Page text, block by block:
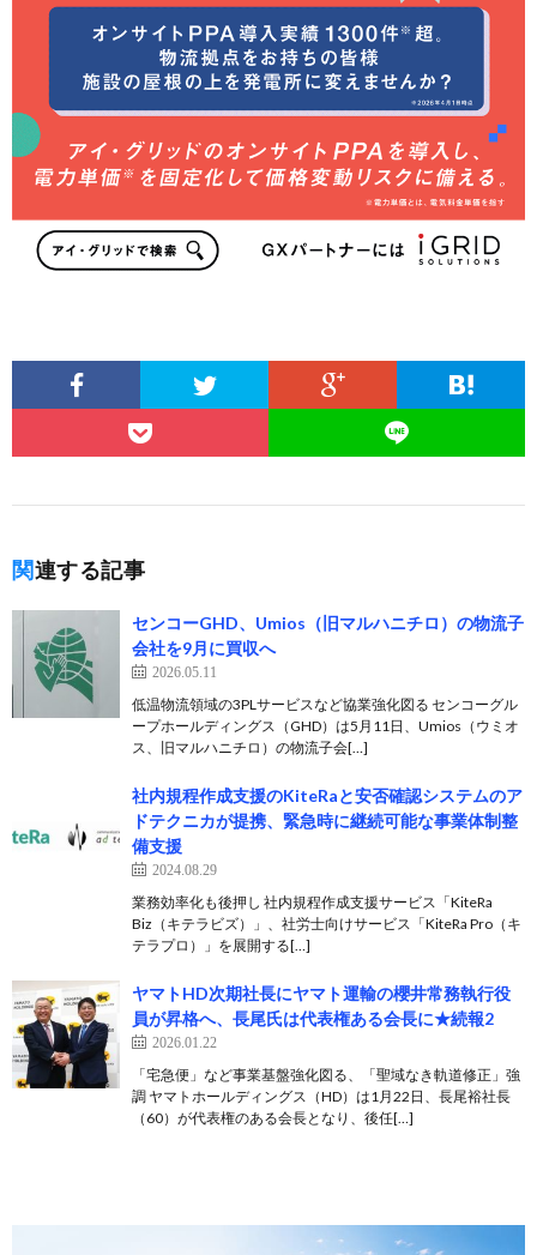
関連する記事
センコーGHD、Umios（旧マルハニチロ）の物流子
会社を9月に買収へ
2026.05.11
低温物流領域の3PLサービスなど協業強化図る センコーグル
ープホールディングス（GHD）は5月11日、Umios（ウミオ
ス、旧マルハニチロ）の物流子会[…]
社内規程作成支援のKiteRaと安否確認システムのア
ドテクニカが提携、緊急時に継続可能な事業体制整
備支援
2024.08.29
業務効率化も後押し 社内規程作成支援サービス「KiteRa
Biz（キテラビズ）」、社労士向けサービス「KiteRa Pro（キ
テラプロ）」を展開する[…]
ヤマトHD次期社長にヤマト運輸の櫻井常務執行役
員が昇格へ、長尾氏は代表権ある会長に★続報2
2026.01.22
「宅急便」など事業基盤強化図る、「聖域なき軌道修正」強
調 ヤマトホールディングス（HD）は1月22日、長尾裕社長
（60）が代表権のある会長となり、後任[…]